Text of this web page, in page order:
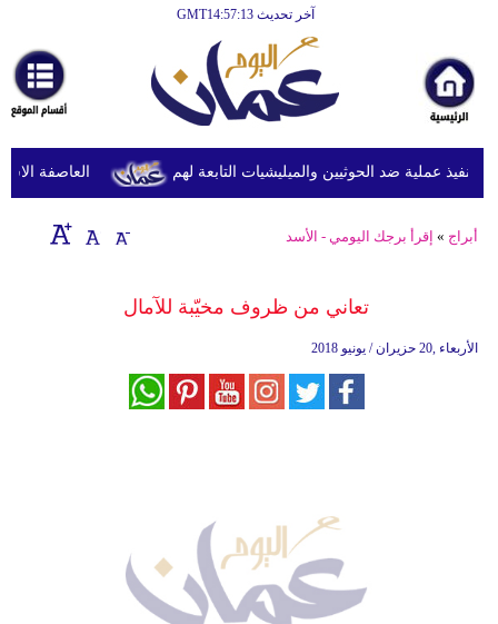
آخر تحديث GMT14:57:13
أخبارعاجلة
رياضة
ثقافة
إقتصاد
العاصفة عملية ضد الحوثيين والميليشيات التابعة لهم
أبراج » إقرأ برجك اليومي - الأسد
تعاني من ظروف مخيّبة للآمال
الأربعاء ,20 حزيران / يونيو 2018